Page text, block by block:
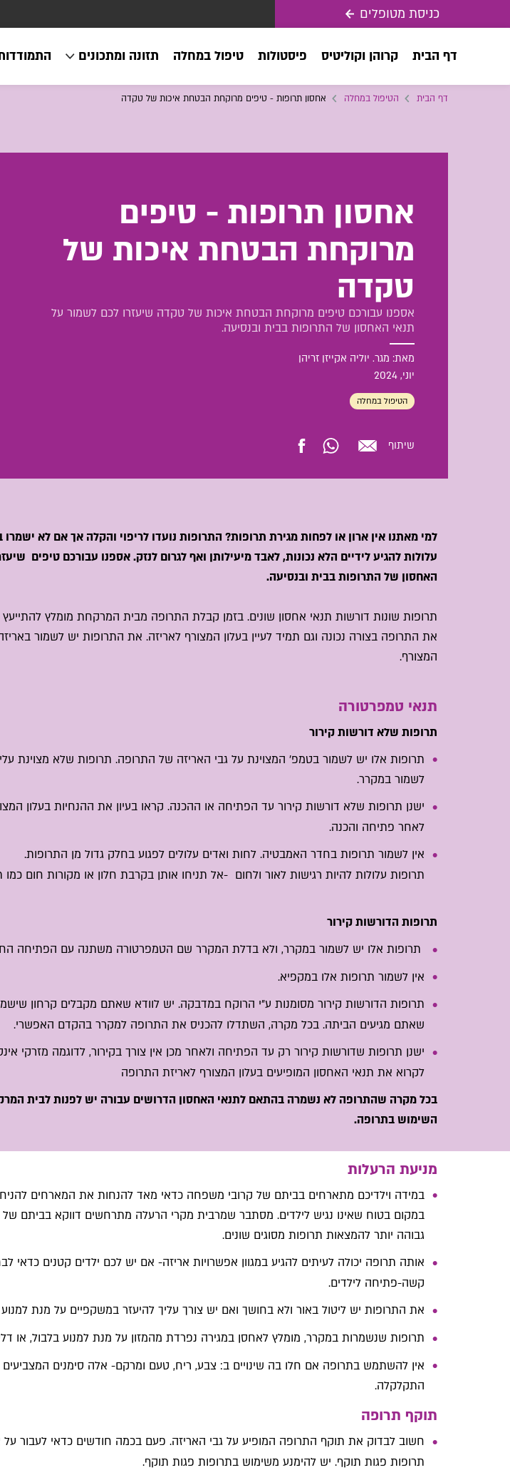
כניסת מטופלים
דף הבית קרוהן וקוליטיס פיסטולות טיפול במחלה תזונה ומתכונים
דף הבית הטיפול במחלה אחסון תרופות - טיפים מרוקחת הבטחת איכות של טקדה
אחסון תרופות - טיפים
מרוקחת הבטחת איכות של
טקדה
אספנו עבורכם טיפים מרוקחת הבטחת איכות של טקדה שיעזרו לכם לשמור על
תנאי האחסון של התרופות בבית ובנסיעה.
מאת: מגר. יוליה אקייזן זריהן
יוני, 2024
הטיפול במחלה
שיתוף
למי מאתנו אין ארון או לפחות מגירת תרופות? התרופות נועדו לריפוי והקלה אך אם לא
עלולות להגיע לידיים הלא נכונות, לאבד מיעילותן ואף לגרום לנזק. אספנו עבורכם טיפים
האחסון של התרופות בבית ובנסיעה.
תרופות שונות דורשות תנאי אחסון שונים. בזמן קבלת התרופה מבית המרקחת מומלץ
את התרופה בצורה נכונה וגם תמיד לעיין בעלון המצורף לאריזה. את התרופות יש לשמור
המצורף.
תנאי טמפרטורה
תרופות שלא דורשות קירור
תרופות אלו יש לשמור בטמפ' המצוינת על גבי האריזה של התרופה. תרופות שלא מצוינת
לשמור במקרר.
ישנן תרופות שלא דורשות קירור עד הפתיחה או ההכנה. קראו בעיון את ההנחיות בעלון
לאחר פתיחה והכנה.
אין לשמור תרופות בחדר האמבטיה. לחות ואדים עלולים לפגוע בחלק גדול מן התרופות.
תרופות עלולות להיות רגישות לאור ולחום -אל תניחו אותן בקרבת חלון או מקורות חום כמו
תרופות הדורשות קירור
תרופות אלו יש לשמור במקרר, ולא בדלת המקרר שם הטמפרטורה משתנה עם הפתיחה
אין לשמור תרופות אלו במקפיא.
תרופות הדורשות קירור מסומנות ע"י הרוקח במדבקה. יש לוודא שאתם מקבלים קרחון
שאתם מגיעים הביתה. בכל מקרה, השתדלו להכניס את התרופה למקרר בהקדם האפשרי.
ישנן תרופות שדורשות קירור רק עד הפתיחה ולאחר מכן אין צורך בקירור, לדוגמה מזרקי
לקרוא את תנאי האחסון המופיעים בעלון המצורף לאריזת התרופה
בכל מקרה שהתרופה לא נשמרה בהתאם לתנאי האחסון הדרושים עבורה יש לפנות לבית
השימוש בתרופה.
מניעת הרעלות
במידה וילדיכם מתארחים בביתם של קרובי משפחה כדאי מאד להנחות את המארחים
במקום בטוח שאינו נגיש לילדים. מסתבר שמרבית מקרי הרעלה מתרחשים דווקא בביתם
גבוהה יותר להמצאות תרופות מסוגים שונים.
אותה תרופה יכולה לעיתים להגיע במגוון אפשרויות אריזה- אם יש לכם ילדים קטנים כדאי
קשה-פתיחה לילדים.
את התרופות יש ליטול באור ולא בחושך ואם יש צורך עליך להיעזר במשקפיים על מנת
תרופות שנשמרות במקרר, מומלץ לאחסן במגירה נפרדת מהמזון על מנת למנוע בלבול, או
אין להשתמש בתרופה אם חלו בה שינויים ב: צבע, ריח, טעם ומרקם- אלה סימנים המצביעים
התקלקלה.
תוקף תרופה
חשוב לבדוק את תוקף התרופה המופיע על גבי האריזה. פעם בכמה חודשים כדאי לעבור על
תרופות פגות תוקף. יש להימנע משימוש בתרופות פגות תוקף.